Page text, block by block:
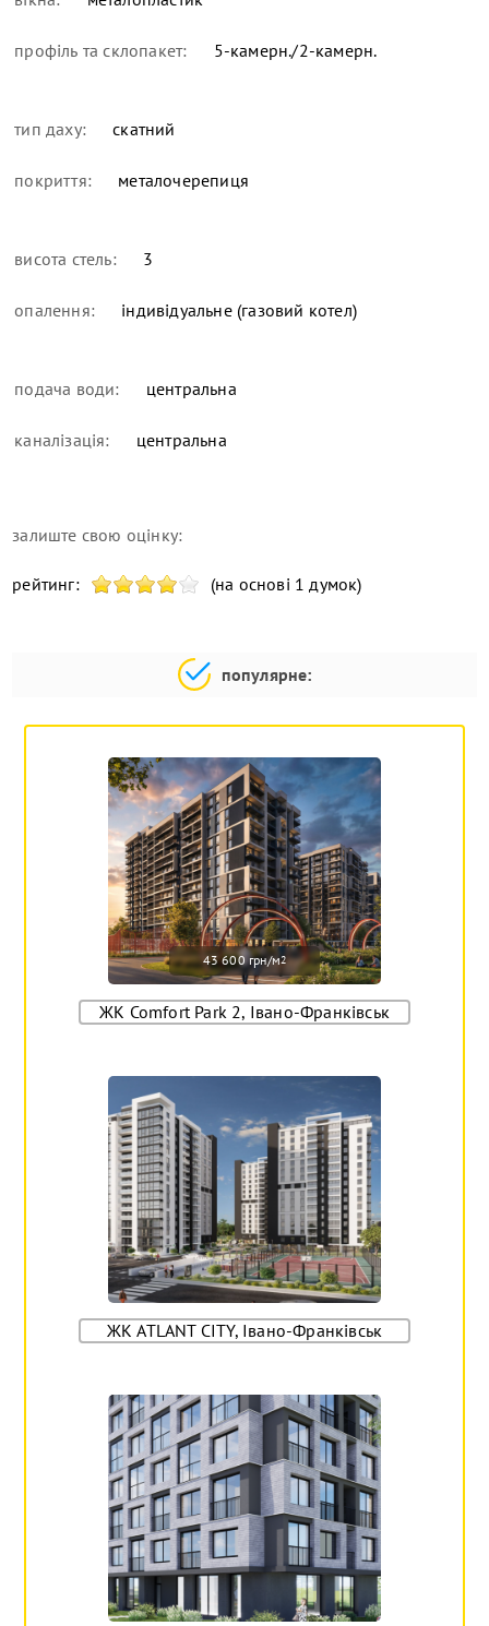
профіль та склопакет: 5-камерн./2-камерн.
тип даху: скатний
покриття: металочерепиця
висота стель: 3
опалення: індивідуальне (газовий котел)
подача води: центральна
каналізація: центральна
залиште свою оцінку:
рейтинг: (на основі 1 думок)
популярне:
43 600 грн/м2
ЖК Comfort Park 2, Івано-Франківськ
ЖК ATLANT CITY, Івано-Франківськ